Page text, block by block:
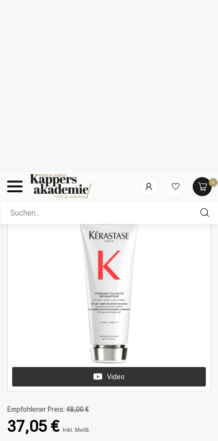
Haar - 250 ml
Video
Empfohlener Preis: 48,00 €
37,05 € Inkl. MwSt.